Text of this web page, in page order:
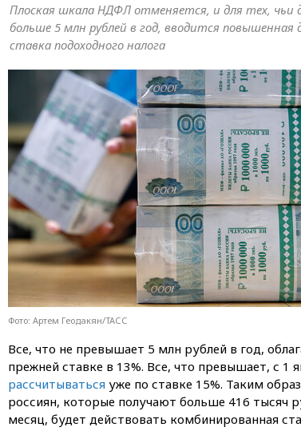
Плоская шкала НДФЛ отменяется, и для тех, чьи
больше 5 млн рублей в год, вводится повышенная
ставка подоходного налога
Фото: Артем Геодакян/ТАСС
Все, что не превышает 5 млн рублей в год,
прежней ставке в 13%. Все, что превышает, с 1
рассчитываться уже по ставке 15%. Таким
россиян, которые получают больше 416 тысяч
месяц, будет действовать комбинированная